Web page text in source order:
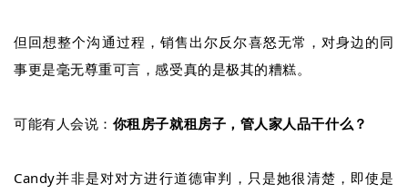
但回想整个沟通过程，销售出尔反尔喜怒无常，对身边的同
事更是毫无尊重可言，感受真的是极其的糟糕。
可能有人会说： 你租房子就租房子，管人家人品干什么？
Candy并非是对对方进行道德审判，只是她很清楚，即使是